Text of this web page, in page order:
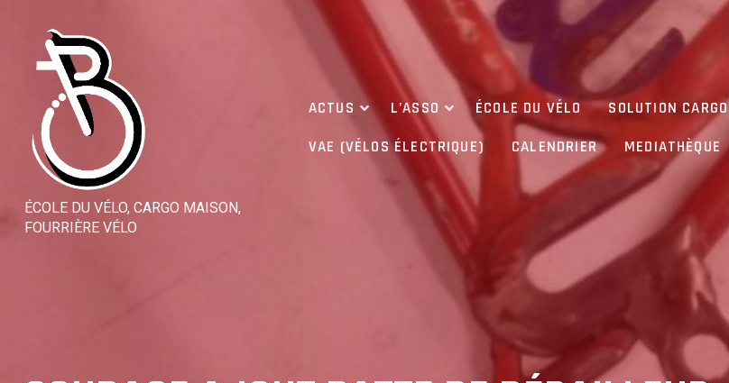
content
ÉCOLE DU VÉLO, CARGO MAISON,
FOURRIÈRE VÉLO
ACTUS L’ASSO ÉCOLE DU VÉLO SOLUTION CARGO
VAE (VÉLOS ÉLECTRIQUE)
CALENDRIER MEDIATHÈQUE